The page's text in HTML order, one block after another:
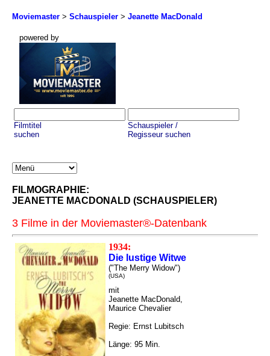
Moviemaster > Schauspieler > Jeanette MacDonald
powered by
Filmtitel
suchen
Schauspieler /
Regisseur suchen
FILMOGRAPHIE:
JEANETTE MACDONALD (SCHAUSPIELER)
3 Filme in der Moviemaster®-Datenbank
1934:
Die lustige Witwe
("The Merry Widow")
(USA)
mit
Jeanette MacDonald,
Maurice Chevalier
Regie: Ernst Lubitsch
Länge: 95 Min.